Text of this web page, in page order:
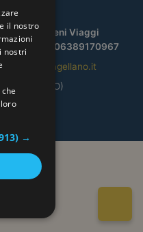
— by Mafegeni Viaggi
17 | P.IVA 06389170967
info@clubmagellano.it
(LO)
Policy
il nostro
nostri
→